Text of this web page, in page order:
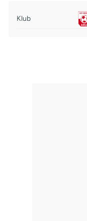
Klub